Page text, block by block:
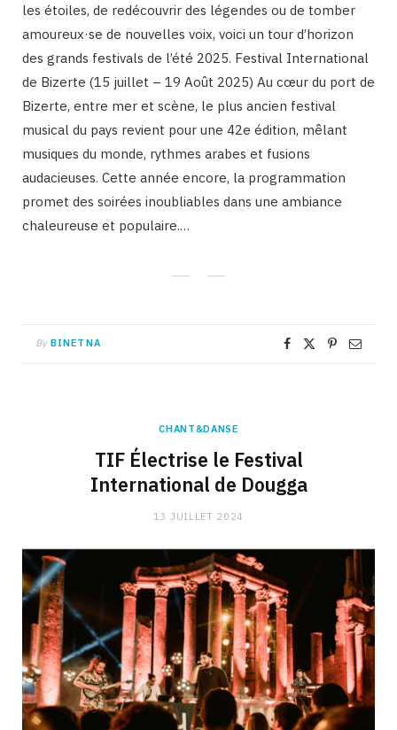
les étoiles, de redécouvrir des légendes ou de tomber
amoureux·se de nouvelles voix, voici un tour d’horizon
des grands festivals de l’été 2025. Festival International
de Bizerte (15 juillet – 19 Août 2025) Au cœur du port de
Bizerte, entre mer et scène, le plus ancien festival
musical du pays revient pour une 42e édition, mêlant
musiques du monde, rythmes arabes et fusions
audacieuses. Cette année encore, la programmation
promet des soirées inoubliables dans une ambiance
chaleureuse et populaire.…
By BINETNA
CHANT&DANSE
TIF Électrise le Festival
International de Dougga
13 JUILLET 2024